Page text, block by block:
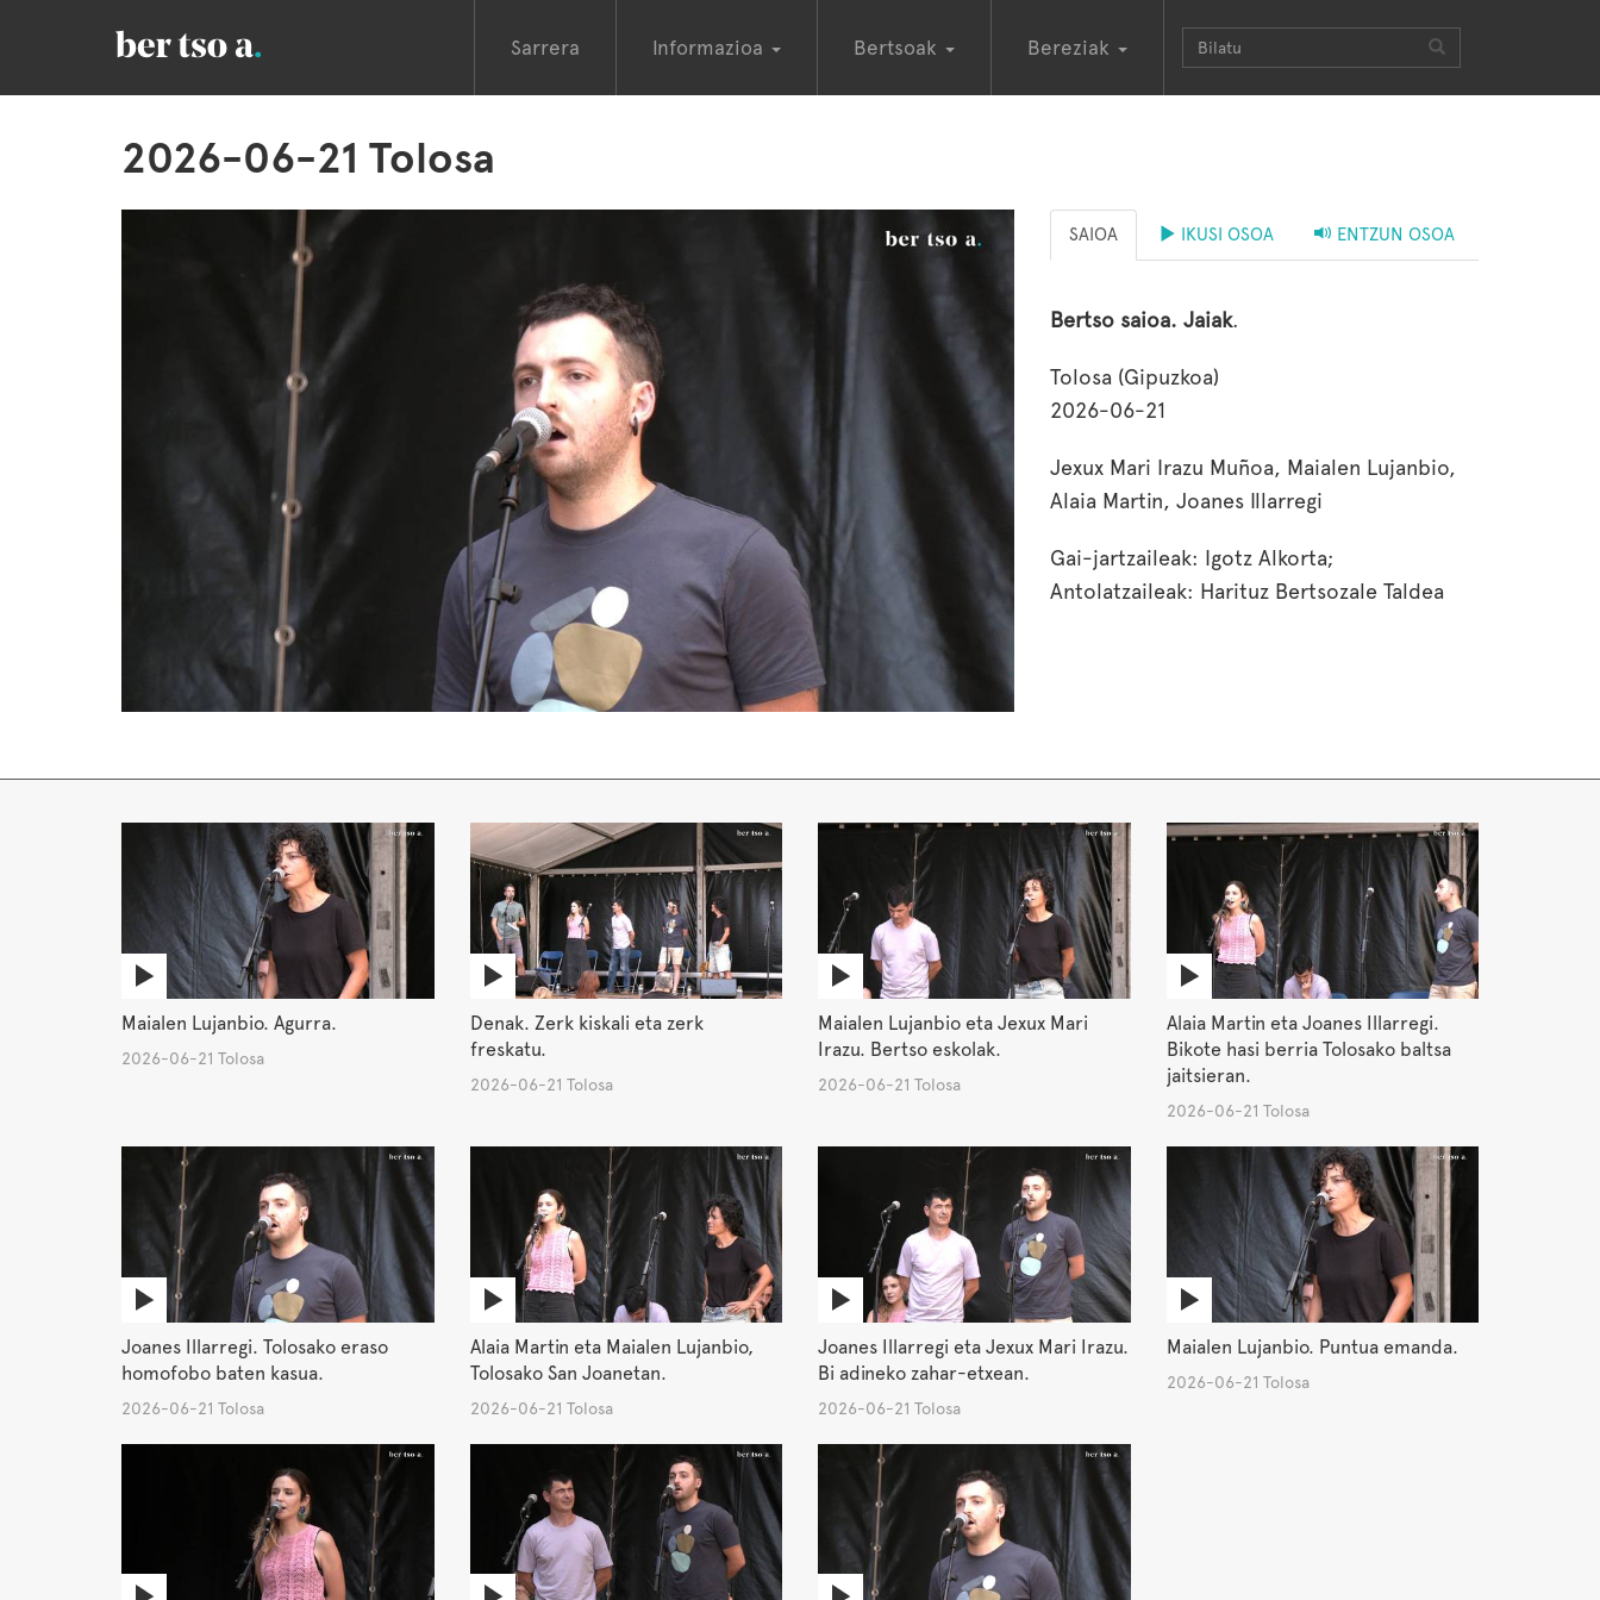
Sarrera Informazioa Bertsoak Bereziak
2026-06-21 Tolosa
SAIOA IKUSI OSOA ENTZUN OSOA
Bertso saioa. Jaiak.
Tolosa (Gipuzkoa)
2026-06-21
Jexux Mari Irazu Muñoa, Maialen Lujanbio,
Alaia Martin, Joanes Illarregi
Gai-jartzaileak: Igotz Alkorta;
Antolatzaileak: Harituz Bertsozale Taldea
Maialen Lujanbio. Agurra.
2026-06-21 Tolosa
Denak. Zerk kiskali eta zerk
freskatu.
2026-06-21 Tolosa
Maialen Lujanbio eta Jexux Mari
Irazu. Bertso eskolak.
2026-06-21 Tolosa
Alaia Martin eta Joanes Illarregi.
Bikote hasi berria Tolosako baltsa
jaitsieran.
2026-06-21 Tolosa
Joanes Illarregi. Tolosako eraso
homofobo baten kasua.
2026-06-21 Tolosa
Alaia Martin eta Maialen Lujanbio,
Tolosako San Joanetan.
2026-06-21 Tolosa
Joanes Illarregi eta Jexux Mari Irazu.
Bi adineko zahar-etxean.
2026-06-21 Tolosa
Maialen Lujanbio. Puntua emanda.
2026-06-21 Tolosa